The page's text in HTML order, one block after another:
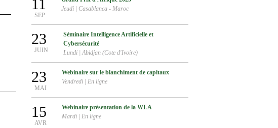
11
SEP
Jeudi
Casablanca - Maroc
23
JUIN
Séminaire Intelligence Artificielle et
Cybersécurité
Lundi |Abidjan (Cote d'Ivoire)
23
MAI
Webinaire sur le blanchiment de capitaux
Vendredi
En ligne
15
AVR
Webinaire présentation de la WLA
Mardi
En ligne